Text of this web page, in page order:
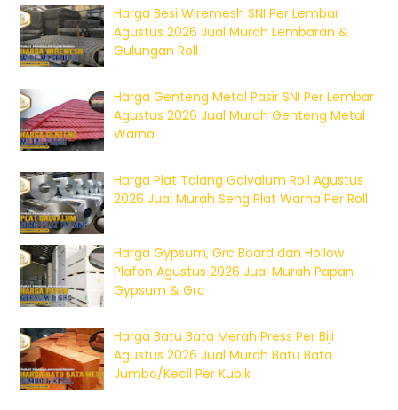
Harga Besi Wiremesh SNI Per Lembar
Agustus 2026 Jual Murah Lembaran &
Gulungan Roll
Harga Genteng Metal Pasir SNI Per Lembar
Agustus 2026 Jual Murah Genteng Metal
Warna
Harga Plat Talang Galvalum Roll Agustus
2026 Jual Murah Seng Plat Warna Per Roll
Harga Gypsum, Grc Board dan Hollow
Plafon Agustus 2026 Jual Murah Papan
Gypsum & Grc
Harga Batu Bata Merah Press Per Biji
Agustus 2026 Jual Murah Batu Bata
Jumbo/Kecil Per Kubik